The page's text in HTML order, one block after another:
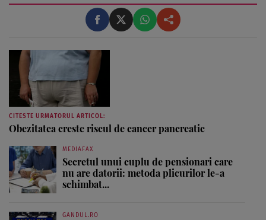
CITESTE URMATORUL ARTICOL:
Obezitatea creste riscul de cancer pancreatic
MEDIAFAX
Secretul unui cuplu de pensionari care
nu are datorii: metoda plicurilor le-a
schimbat...
GANDUL.RO